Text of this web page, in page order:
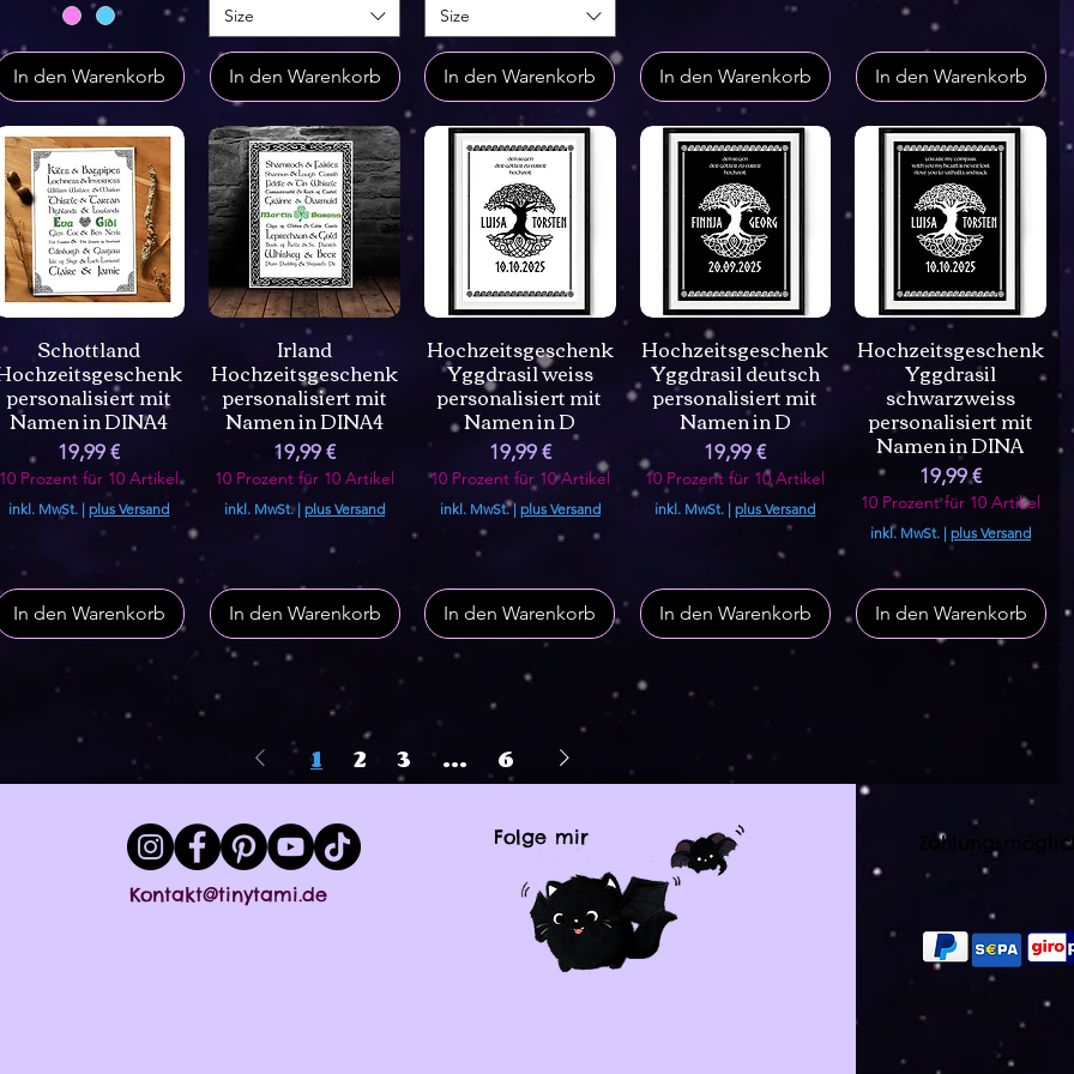
In den Warenkorb
Size
In den Warenkorb
Size
In den Warenkorb In den Warenkorb In den Warenkorb
Schottland
personalisiert mit
Namen in DINA4
Preis
19,99 €
10 Prozent für 10 Artikel
inkl. MwSt. |plus Versand
In den Warenkorb
Irland
Hochzeitsgeschenk
personalisiert mit
Namen in DINA4
Preis
19,99 €
10 Prozent für 10 Artikel
inkl. MwSt.|plus Versand
In den Warenkorb
Hochzeitsgeschenk
Yggdrasil weiss
personalisiert mit
Namen in D
Preis
19,99 €
10 Prozent für 10 Artikel
inkl. MwSt.| plus Versand
In den Warenkorb
Hochzeitsgeschenk
Yggdrasil deutsch
personalisiert mit
Namen in D
Preis
19,99 €
10 Prozent für 10 Artikel
inkl. MwSt. |plus Versand
In den Warenkorb
Hochzeitsgeschenk
Yggdrasil
schwarzweiss
personalisiert mit
Namen in DINA
Preis
19,99 €
10 Prozent für 10 Artikel
inkl. MwSt. |plus Versand
In den Warenkorb
1 2 3 ... 6
Kontakt@tinytami.de
Folge mir